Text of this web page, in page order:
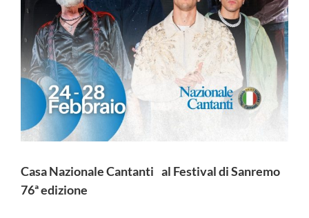
Casa Nazionale Cantanti al Festival di Sanremo
76ª edizione